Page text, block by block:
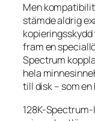
Men
stämde aldrig
fram en
Spectrum
hela
till disk – som
128K-